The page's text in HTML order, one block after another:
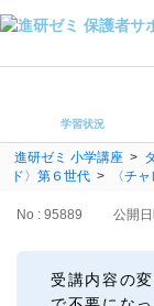
よくある質
保護者サポ
登録情報の変更
お客様サポー
学習状況
進研ゼミ 小学講座 >
ド〉第６世代 > 〈チ
No : 95889 公開
受講内容の